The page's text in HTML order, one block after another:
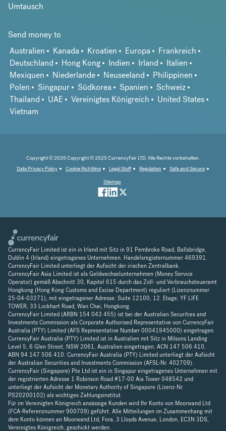
Umtausch
Send money to
Australien
Kanada Kroatien Europa
Frankreich
Deutschland
Hong Kong Indien Irland
Italien
Mexiquen
Niederlande Neuseeland
Philippinen
Polen
Singapur Südkorea Spanien
Schweiz
Thailand
UAE Vereinigtes Königreich
United States
Vietnam
Copyright © 2026 Copyright © 2025 CurrencyFair LTD. Alle Rechte vorbehalten.
Data Privacy Policy
Cookie Richtiline Legal Stuff Regulation
Safe and Secure
Sitemap
CurrencyFair Limited ist ein in Irland mit Sitz in 91 Pembroke Road, Ballsbridge,
Dublin 4 (Irland) eingetragenes Unternehmen. Handelsregisternummer 469391.
CurrencyFair Limited unterliegt der Aufsicht der irischen Zentralbank.
CurrencyFair Asia Limited ist als Geldwechselunternehmen (Money Service
Operator) gemäß Abschnitt 30, Kapitel 615 durch das Zoll- und Verbrauchsteueramt
Hongkong (Hong Kong Customs and Excise Department) reguliert (Lizenznummer
25-04-03271), mit eingetragener Adresse: Suite 12100, 12. Etage, YF LIFE
TOWER, 33 Lockhart Road, Wan Chai, Hongkong.
CurrencyFair Limited (ARBN 154 043 455) ist bei der Australian Securities and
Investments Commission als Corporate Authorised Representative von CurrencyFair
Australia (PTY) Limited (AFS Representative Number 00041945000) eingetragen.
CurrencyFair Australia (PTY) Limited ist in Australien mit Sitz in Milsons Landing
Level 5, 6 Glen Street, NSW 2061, Australien eingetragen. ACN 147 506 410,
ABN 94 147 506 410. CurrencyFair Australia (PTY) Limited unterliegt der Aufsicht
der Australian Securities and Investments Commission (AFSL-Nr. 402709).
CurrencyFair (Singapore) Pte Ltd ist ein in Singapur eingetragenes Unternehmen mit
der registrierten Adresse 1 Robinson Road #17-00 Aia Tower 048542 und
unterliegt der Aufsicht der Monetary Authority of Singapore (Lizenz-Nr.
PS20200102) als wichtiges Zahlungsinstitut.
Für im Vereinigten Königreich ansässige Kunden wird Ihr Konto von Moorwand Ltd
(FCA-Referenznummer 900709) geführt. Alle Mitteilungen im Zusammenhang mit
dem Konto können an Moorwand Ltd, Fora, 3 Lloyds Avenue, London, EC3N 3DS,
Vereinigtes Königreich, geschickt werden.